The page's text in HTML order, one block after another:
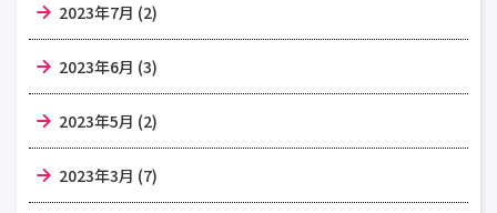
2023年7月 (2)
2023年6月 (3)
2023年5月 (2)
2023年3月 (7)